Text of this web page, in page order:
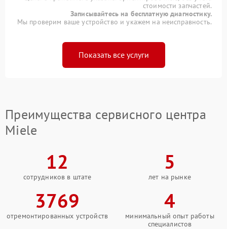
стоимости запчастей.
Записывайтесь на бесплатную диагностику.
Мы проверим ваше устройство и укажем на неисправность.
Показать все услуги
Преимущества сервисного центра
Miele
12
сотрудников в штате
5
лет на рынке
3769
отремонтированных устройств
4
минимальный опыт работы
специалистов